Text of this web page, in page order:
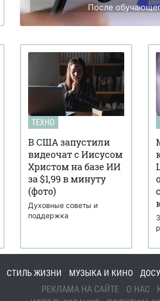
После
ТЕХНО
В США запустили
видеочат с Иисусом
Христом на базе ИИ
за $1,99 в минуту
(фото)
Духовные советы и
поддержка
СТИЛЬ ЖИЗНИ МУЗЫКА И КИНО
РЕКЛАМА НА САЙТЕ О НАС